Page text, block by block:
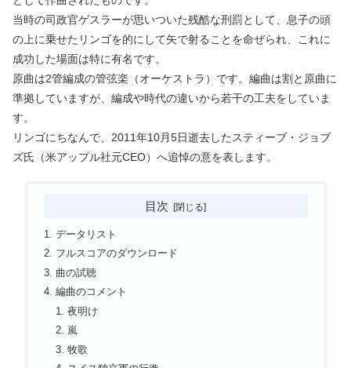
当時の司政官ゲスラーが思いついた残酷な刑罰として、息子の頭
の上に乗せたリンゴを的にして矢で射ることを命ぜられ、これに
成功した場面は特に有名です。
原曲は2管編成の管弦楽（オーケストラ）です。編曲は割と原曲に
準拠していますが、編成や時代の違いから若干の工夫をしていま
す。
リンゴにちなんで、2011年10月5日逝去したスティーブ・ジョブ
ズ氏（米アップル社元CEO）へ追悼の意を表します。
目次
データリスト
フルスコアのダウンロード
曲の試聴
編曲のコメント
夜明け
嵐
牧歌